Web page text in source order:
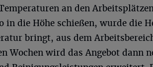
an den
in die Höhe schießen, wurde die
bringt, aus dem
Wochen wird das Angebot dann